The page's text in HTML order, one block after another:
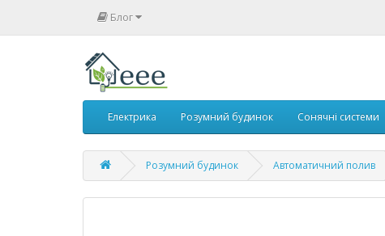
Блог
Електрика Розумний будинок Сонячні системи
Розумний будинок Автоматичний полив